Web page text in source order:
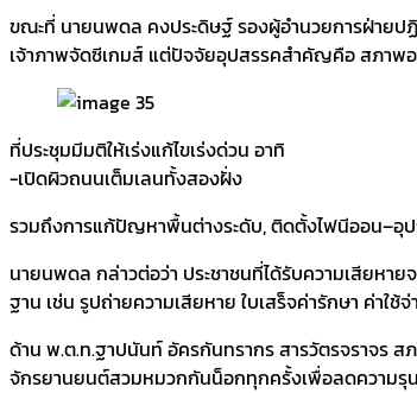
ขณะที่ นายนพดล คงประดิษฐ์ รองผู้อำนวยการฝ่ายปฏิ
เจ้าภาพจัดซีเกมส์ แต่ปัจจัยอุปสรรคสำคัญคือ สภาพ
ที่ประชุมมีมติให้เร่งแก้ไขเร่งด่วน อาทิ
-เปิดผิวถนนเต็มเลนทั้งสองฝั่ง
รวมถึงการแก้ปัญหาพื้นต่างระดับ, ติดตั้งไฟนีออน–อุ
นายนพดล กล่าวต่อว่า ประชาชนที่ได้รับความเสียหาย
ฐาน เช่น รูปถ่ายความเสียหาย ใบเสร็จค่ารักษา ค่าใ
ด้าน พ.ต.ท.ฐาปนันท์ อัครกันทรากร สารวัตรจราจร
จักรยานยนต์สวมหมวกกันน็อกทุกครั้งเพื่อลดความรุ